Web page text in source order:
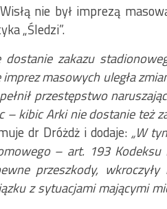
nie był imprezą
„Śledzi”.
zakazu
masowych uległa
przestępstwo
– kibic Arki nie dostanie też
dr Dróżdż i dodaje: „W
– art. 193
przeszkody,
z sytuacjami mającymi